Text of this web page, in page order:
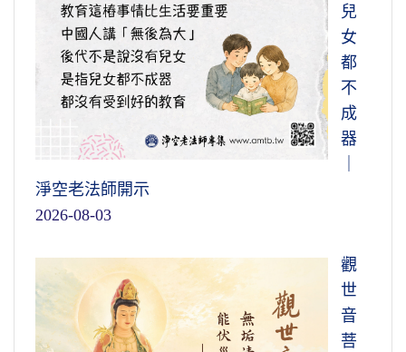
兒
女
都
不
成
器
淨空老法師開示
2026-08-03
觀
世
音
菩